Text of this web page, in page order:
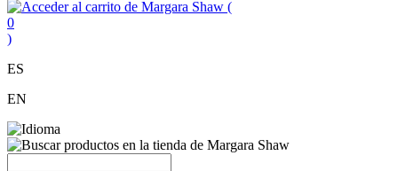
(
0
)
ES
EN